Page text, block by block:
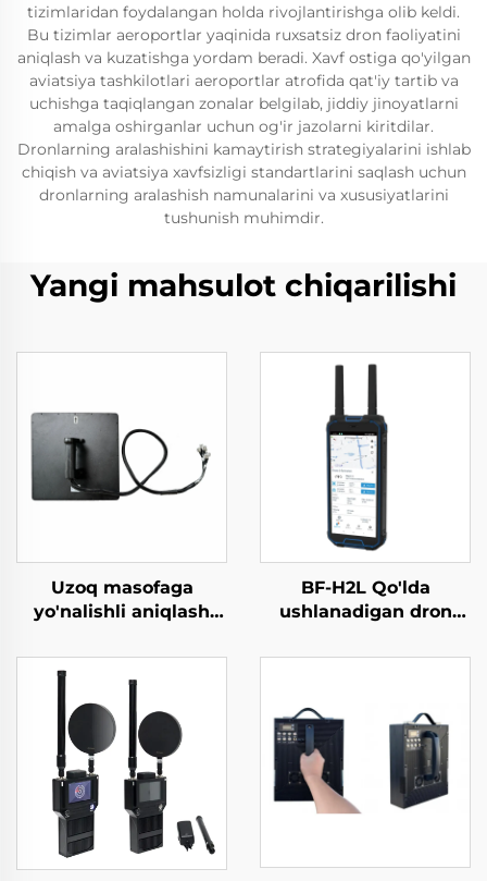
tizimlaridan foydalangan holda rivojlantirishga olib keldi.
Bu tizimlar aeroportlar yaqinida ruxsatsiz dron faoliyatini
aniqlash va kuzatishga yordam beradi. Xavf ostiga qo'yilgan
aviatsiya tashkilotlari aeroportlar atrofida qat'iy tartib va
uchishga taqiqlangan zonalar belgilab, jiddiy jinoyatlarni
amalga oshirganlar uchun og'ir jazolarni kiritdilar.
Dronlarning aralashishini kamaytirish strategiyalarini ishlab
chiqish va aviatsiya xavfsizligi standartlarini saqlash uchun
dronlarning aralashish namunalarini va xususiyatlarini
tushunish muhimdir.
Yangi mahsulot chiqarilishi
Uzoq masofaga
yo'nalishli aniqlash
kuchlanishli antenma
tizimi Anti-UAV RF
radio to'siqlari
Samarali chastotali
ekran UAV signallari
BF-H2L Qo'lda
ushlanadigan dron